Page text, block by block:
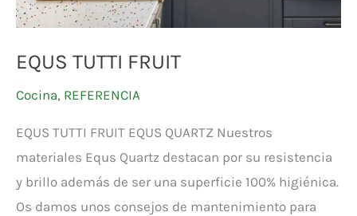
EQUS TUTTI FRUIT
Cocina, REFERENCIA
EQUS TUTTI FRUIT EQUS QUARTZ Nuestros
materiales Equs Quartz destacan por su resistencia
y brillo además de ser una superficie 100% higiénica.
Os damos unos consejos de mantenimiento para